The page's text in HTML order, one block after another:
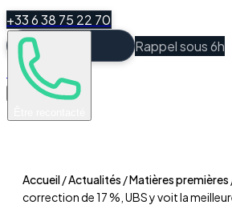
+33 6 38 75 22 70
Rappel sous 6h
Espace Client
Accueil/Actualités /Matières premières
correction de 17 %, UBS y voit la